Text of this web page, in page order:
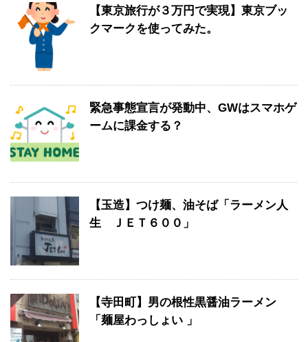
【東京旅行が３万円で実現】東京ブッ
クマークを使ってみた。
緊急事態宣言が発動中、GWはスマホゲ
ームに課金する？
【玉造】つけ麺、油そば「ラーメン人
生 ＪＥＴ６００」
【寺田町】男の根性黒醤油ラーメン
「麺屋わっしょい 」